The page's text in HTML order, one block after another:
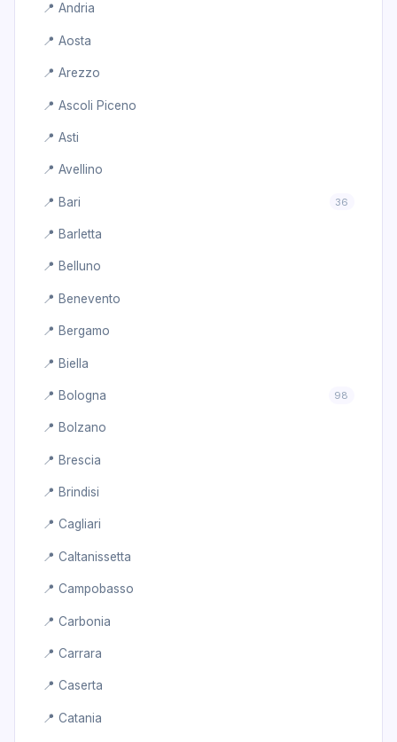
📍 Andria
📍 Aosta
📍 Arezzo
📍 Ascoli Piceno
📍 Asti
📍 Avellino
📍 Bari 36
📍 Barletta
📍 Belluno
📍 Benevento
📍 Bergamo
📍 Biella
📍 Bologna 98
📍 Bolzano
📍 Brescia
📍 Brindisi
📍 Cagliari
📍 Caltanissetta
📍 Campobasso
📍 Carbonia
📍 Carrara
📍 Caserta
📍 Catania